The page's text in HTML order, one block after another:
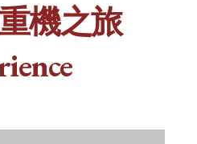
機之旅